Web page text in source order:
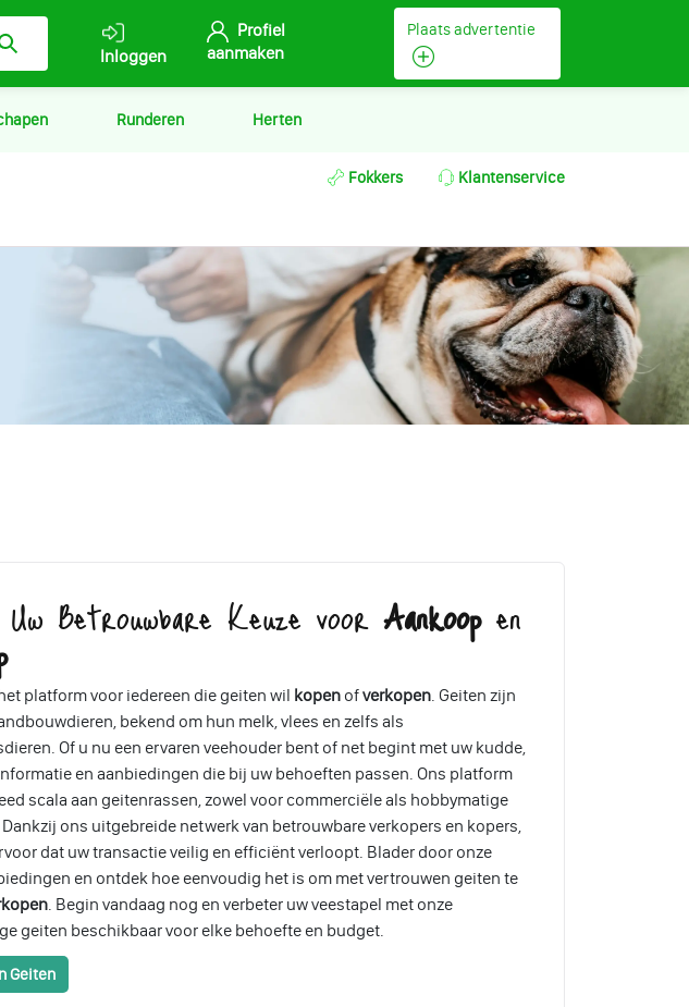
Inloggen
Profiel
aanmaken
Plaats advertentie
Runderen Herten
Fokkers Klantenservice
Betrouwbare Keuze voorAankoopen
platform voor iedereen die geiten wil kopen ofverkopen. Geiten zijn
bekend om hun melk, vlees en zelfs als
Of u nu een ervaren veehouder bent of net begint met uw kudde,
en aanbiedingen die bij uw behoeften passen. Ons platform
scala aan geitenrassen, zowel voor commerciële als hobbymatige
ons uitgebreide netwerk van betrouwbare verkopers en kopers,
dat uw transactie veilig en efficiënt verloopt. Blader door onze
en ontdek hoe eenvoudig het is om met vertrouwen geiten te
. Begin vandaag nog en verbeter uw veestapel met onze
geiten beschikbaar voor elke behoefte en budget.
Geiten